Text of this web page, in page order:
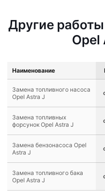
Другие
Opel
Наименование
Замена топливного насоса
Opel Astra J
Замена топливных
форсунок Opel Astra J
Замена бензонасоса Opel
Astra J
Замена топливного бака
Opel Astra J